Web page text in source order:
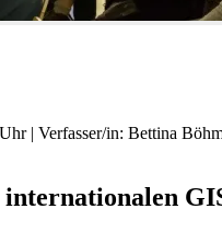
| Verfasser/in: Bettina